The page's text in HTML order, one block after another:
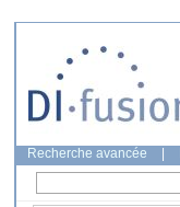
Recherche avancée